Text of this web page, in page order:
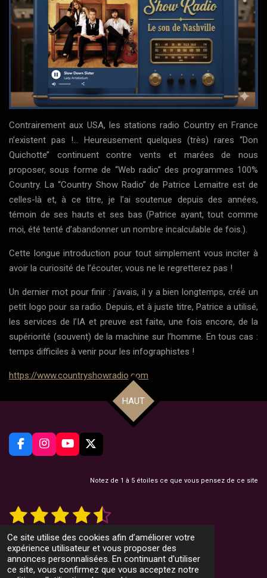
Ce site utilise des cookies afin d’améliorer votre
expérience utilisateur et vous proposer des
annonces personnalisées. En continuant d'utiliser
ce site, vous confirmez que vous acceptez notre
Contrairement aux USA, les stations radio Country en France
n’existent pas !... Heureusement quelques (très) rares ‘‘Don
Quichotte’’ continuent contre vents et marées de nous
proposer, sous forme de ‘‘Web radio’’ des programmes 100%
Country. La ‘‘Country Show Radio’’ de Patrice Lemaitre est de
celles-là et, à ce titre, je l’ai soutenue depuis des années,
témoin de ses hauts et ses bas (Patrice ayant, tout comme
moi, été tenté d’abandonner un nombre incalculable de fois.).
Cette longue introduction pour tout simplement vous inciter à
avoir la curiosité de l’écouter, vous ne le regretterez pas !
Un dernier mot pour finir : j’avais, il y a bien longtemps, créé un
petit logo pour sa radio. Depuis, et à juste titre, Patrice a utilisé,
les services de l’IA et preuve est faite, une fois encore, de la
supériorité (souvent) de la machine sur l’homme. En tous cas :
temps difficiles à venir pour les infographistes !
https://www.countryshowradio.com
HAUT
F
a
o
k
I
n
r
a
m
Y
o
e
X
Notez de 1 à 5 étoiles ce que vous pensez de ce site
É
l
u
a
t
1
é
t
o
2
é
t
o
3
é
t
o
4
é
t
o
5
é
t
o
y
e
r
l
'
12 votes
© 2022 CountryMusicMag.net